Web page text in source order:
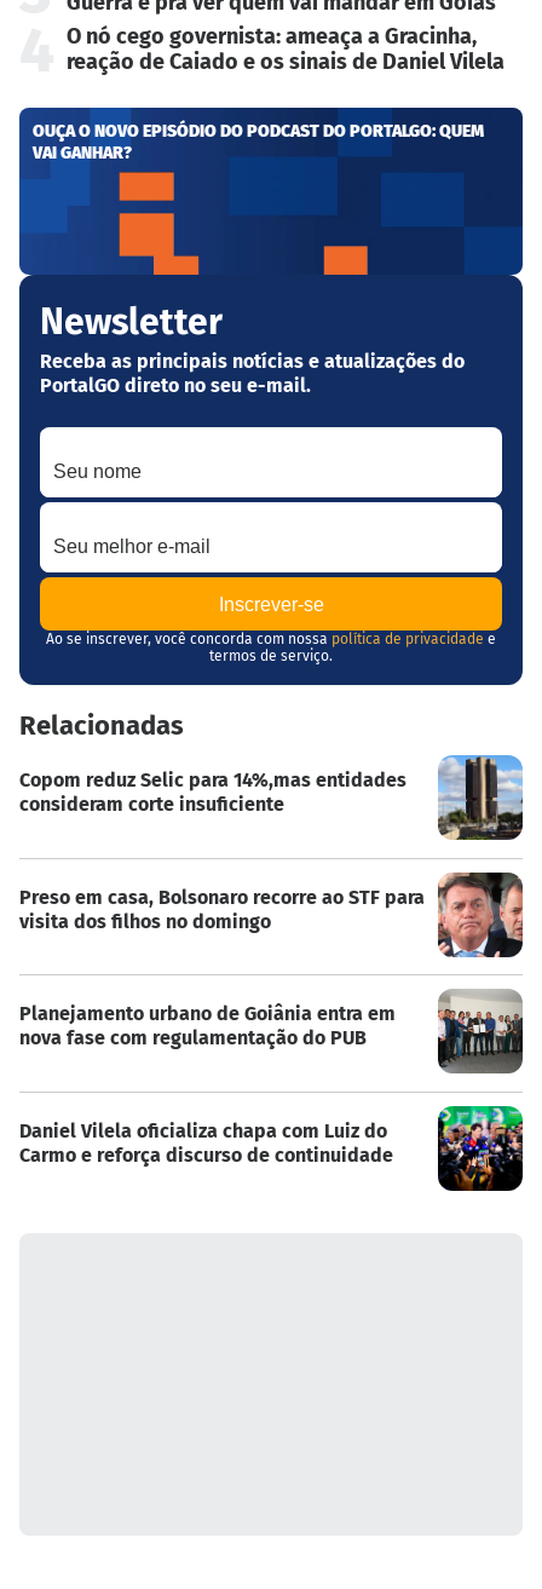
O nó cego governista: ameaça a Gracinha,
reação de Caiado e os sinais de Daniel Vilela
OUÇA O NOVO EPISÓDIO DO PODCAST DO PORTALGO: QUEM
VAI GANHAR?
Newsletter
Receba as principais notícias e atualizações do
PortalGO direto no seu e-mail.
Seu nome
Seu melhor e-mail
Ao se inscrever, você concorda com nossa política de privacidade e
termos de serviço.
Relacionadas
Copom reduz Selic para 14%,mas entidades
consideram corte insuficiente
Preso em casa, Bolsonaro recorre ao STF para
visita dos filhos no domingo
Planejamento urbano de Goiânia entra em
nova fase com regulamentação do PUB
Daniel Vilela oficializa chapa com Luiz do
Carmo e reforça discurso de continuidade